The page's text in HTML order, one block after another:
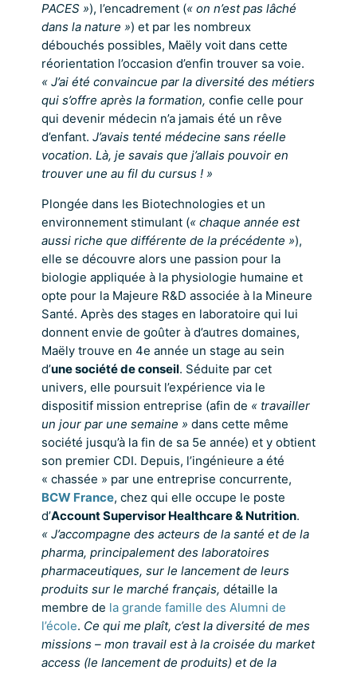
PACES »), l’encadrement (« on n’est pas lâché
dans la nature ») et par les nombreux
débouchés possibles, Maëly voit dans cette
réorientation l’occasion d’enfin trouver sa voie.
« J’ai été convaincue par la diversité des métiers
qui s’offre après la formation, confie celle pour
qui devenir médecin n’a jamais été un rêve
d’enfant. J’avais tenté médecine sans réelle
vocation. Là, je savais que j’allais pouvoir en
trouver une au fil du cursus ! »
Plongée dans les Biotechnologies et un
environnement stimulant (« chaque année est
aussi riche que différente de la précédente »),
elle se découvre alors une passion pour la
biologie appliquée à la physiologie humaine et
opte pour la Majeure R&D associée à la Mineure
Santé. Après des stages en laboratoire qui lui
donnent envie de goûter à d’autres domaines,
Maëly trouve en 4e année un stage au sein
d’une société de conseil. Séduite par cet
univers, elle poursuit l’expérience via le
dispositif mission entreprise (afin de « travailler
un jour par une semaine » dans cette même
société jusqu’à la fin de sa 5e année) et y obtient
son premier CDI. Depuis, l’ingénieure a été
« chassée » par une entreprise concurrente,
BCW France, chez qui elle occupe le poste
d’Account Supervisor Healthcare & Nutrition.
« J’accompagne des acteurs de la santé et de la
pharma, principalement des laboratoires
pharmaceutiques, sur le lancement de leurs
produits sur le marché français, détaille la
membre de la grande famille des Alumni de
l’école. Ce qui me plaît, c’est la diversité de mes
missions – mon travail est à la croisée du market
access (le lancement de produits) et de la